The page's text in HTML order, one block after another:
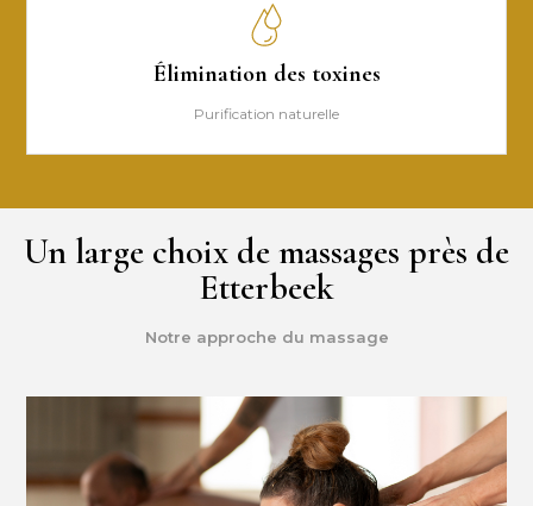
Élimination des toxines
Purification naturelle
Un large choix de massages près de
Etterbeek
Notre approche du massage